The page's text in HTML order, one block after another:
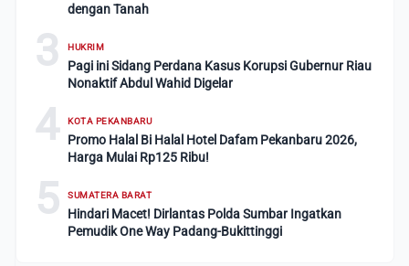
dengan Tanah
3 HUKRIM
Pagi ini Sidang Perdana Kasus Korupsi Gubernur Riau
Nonaktif Abdul Wahid Digelar
4 KOTA PEKANBARU
Promo Halal Bi Halal Hotel Dafam Pekanbaru 2026,
Harga Mulai Rp125 Ribu!
5 SUMATERA BARAT
Hindari Macet! Dirlantas Polda Sumbar Ingatkan
Pemudik One Way Padang-Bukittinggi